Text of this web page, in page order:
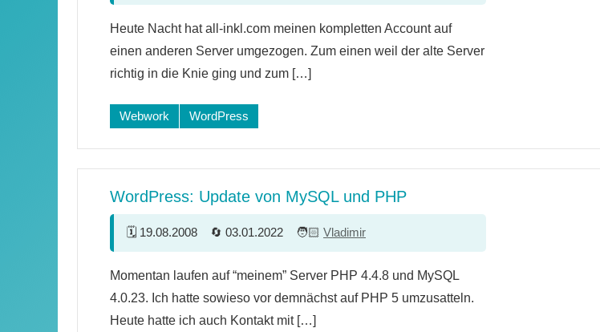
Kommentare
Heute Nacht hat all-inkl.com meinen kompletten Account auf
einen anderen Server umgezogen. Zum einen weil der alte Server
richtig in die Knie ging und zum […]
Webwork WordPress
WordPress: Update von MySQL und PHP
19.08.2008 03.01.2022 Vladimir
Kommentare
Momentan laufen auf “meinem” Server PHP 4.4.8 und MySQL
4.0.23. Ich hatte sowieso vor demnächst auf PHP 5 umzusatteln.
Heute hatte ich auch Kontakt mit […]